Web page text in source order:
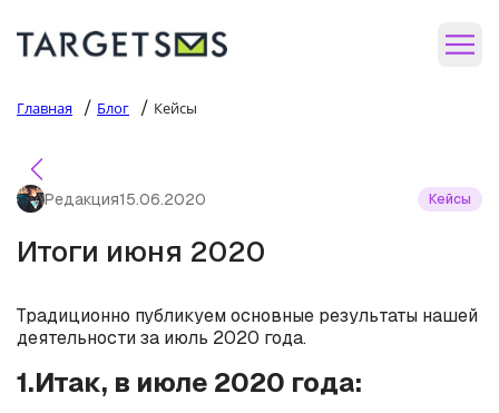
Главная / Блог / Кейсы
Редакция15.06.2020 Кейсы
Итоги июня 2020
Традиционно публикуем основные результаты нашей
деятельности за июль 2020 года.
1.Итак, в июле 2020 года: